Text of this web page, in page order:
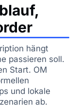
hängt
passieren soll.
Start. OM
und lokale
ab.